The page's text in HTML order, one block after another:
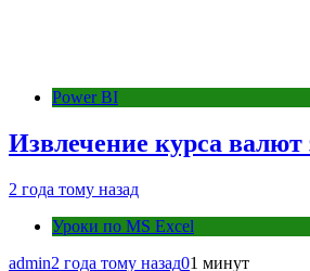
Power BI
Извлечение курса валют
2 года тому назад
Уроки по MS Excel
admin2 года тому назад01 минут